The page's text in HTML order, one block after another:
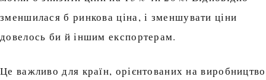
зменшилася б ринкова ціна, і зменшувати ціни
довелось би й іншим експортерам.
Це важливо для країн, орієнтованих на виробництво